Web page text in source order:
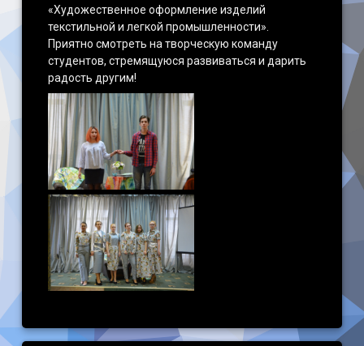
«Художественное оформление изделий
текстильной и легкой промышленности».
Приятно смотреть на творческую команду
студентов, стремящуюся развиваться и дарить
радость другим!